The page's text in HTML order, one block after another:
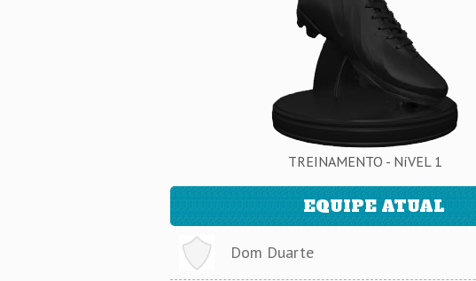
TREINAMENTO - NíVEL 1
EQUIPE ATUAL
Dom Duarte